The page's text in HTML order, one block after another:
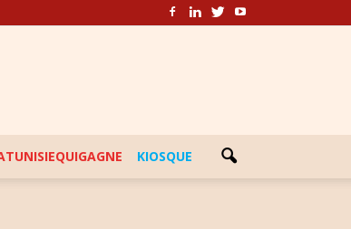
KIOSQUE